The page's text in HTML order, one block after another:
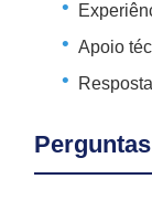
Apoio